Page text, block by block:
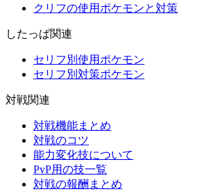
クリフの使用ポケモンと対策
したっぱ関連
セリフ別使用ポケモン
セリフ別対策ポケモン
対戦関連
対戦機能まとめ
対戦のコツ
能力変化技について
PvP用の技一覧
対戦の報酬まとめ